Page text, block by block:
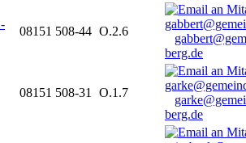
08151 508-44 O.2.6
berg.de
08151 508-31 O.1.7
berg.de